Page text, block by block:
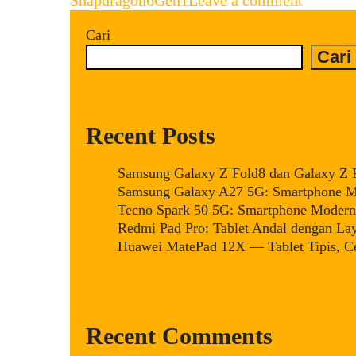
Cari
Cari
Recent Posts
Samsung Galaxy Z Fold8 dan Galaxy
Samsung Galaxy A27 5G: Smartphone
Tecno Spark 50 5G: Smartphone
Redmi Pad Pro: Tablet Andal dengan
Huawei MatePad 12X — Tablet Tipis,
Recent Comments